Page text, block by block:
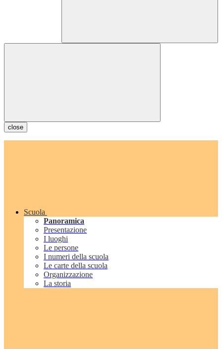
close
Scuola
Panoramica
Presentazione
I luoghi
Le persone
I numeri della scuola
Le carte della scuola
Organizzazione
La storia